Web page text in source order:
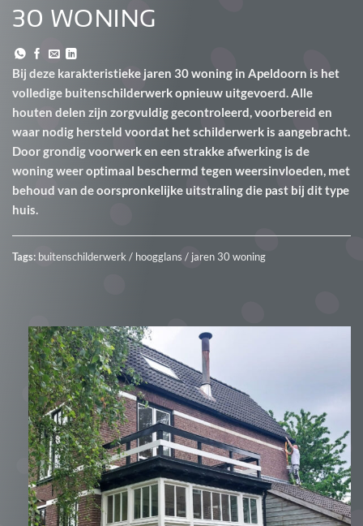
30 WONING
Bij deze karakteristieke jaren 30 woning in Apeldoorn is het
volledige buitenschilderwerk opnieuw uitgevoerd. Alle
houten delen zijn zorgvuldig gecontroleerd, voorbereid en
waar nodig hersteld voordat het schilderwerk is aangebracht.
Door grondig voorwerk en een strakke afwerking is de
woning weer optimaal beschermd tegen weersinvloeden, met
behoud van de oorspronkelijke uitstraling die past bij dit type
huis.
Tags: buitenschilderwerk / hoogglans / jaren 30 woning